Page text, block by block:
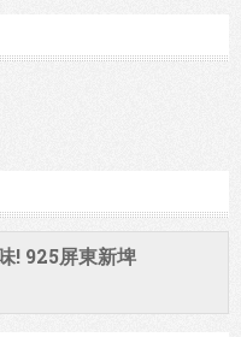
! 925屏東新埤